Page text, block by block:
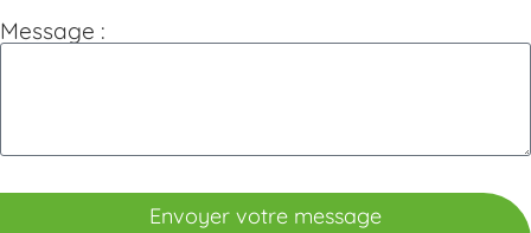
Message :
Envoyer votre message